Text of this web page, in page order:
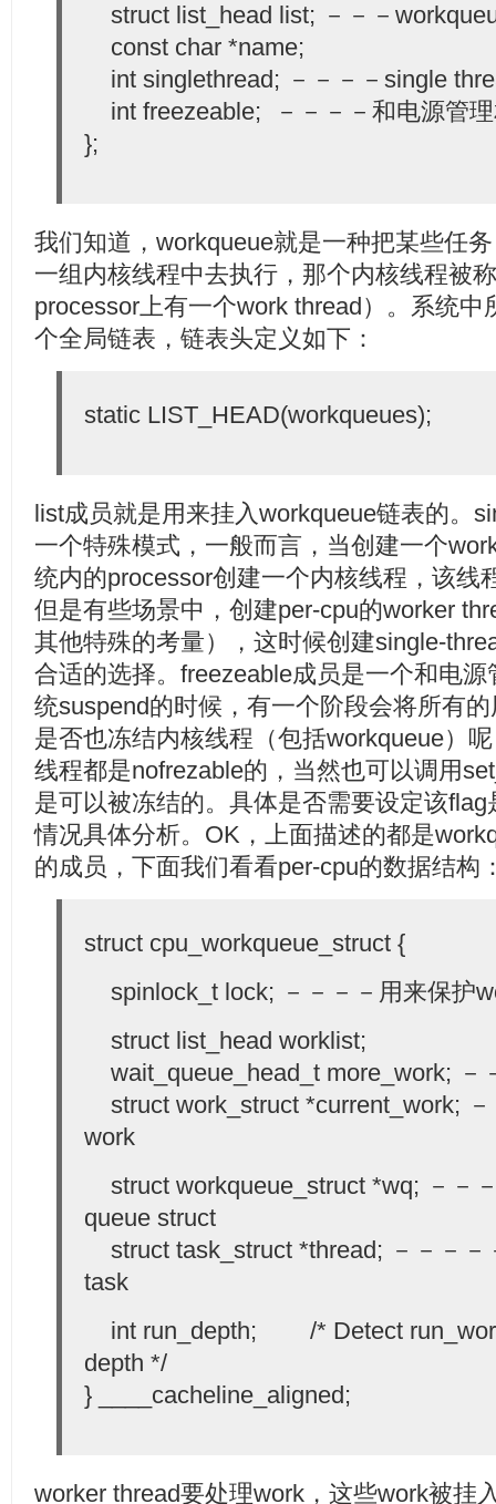
struct list_head list; －－－
const char *name;
int singlethread; －－－－single
int freezeable; －－－－和电源管
};
我们知道，workqueue就是一种把某些任
一组内核线程中去执行，那个内核线程被
processor上有一个work thread）。系统
个全局链表，链表头定义如下：
static LIST_HEAD(workqueues);
list成员就是用来挂入workqueue链表的。
一个特殊模式，一般而言，当创建一个
统内的processor创建一个内核线程，该线
但是有些场景中，创建per-cpu的worker
其他特殊的考量），这时候创建single-
合适的选择。freezeable成员是一个和电
统suspend的时候，有一个阶段会将所有
是否也冻结内核线程（包括workqueue）
线程都是nofrezable的，当然也可以调用
是可以被冻结的。具体是否需要设定该
情况具体分析。OK，上面描述的都是
的成员，下面我们看看per-cpu的数据结构
struct cpu_workqueue_struct {
spinlock_t lock; －－－－用来保护
struct list_head worklist;
wait_queue_head_t more_work; －
struct work_struct *current_work;
work
struct workqueue_struct *wq; －－
queue struct
struct task_struct *thread; －－－－
task
int run_depth; /* Detect
depth */
} ____cacheline_aligned;
worker thread要处理work，这些work被挂